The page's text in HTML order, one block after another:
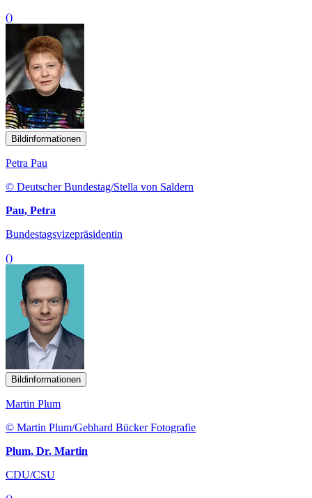
()
Bildinformationen
Petra Pau
© Deutscher Bundestag/Stella von Saldern
Pau, Petra
Bundestagsvizepräsidentin
()
Bildinformationen
Martin Plum
© Martin Plum/Gebhard Bücker Fotografie
Plum, Dr. Martin
CDU/CSU